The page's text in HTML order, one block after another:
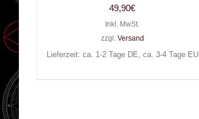
49,90€
Inkl. MwSt.
zzgl. Versand
Lieferzeit: ca. 1-2 Tage DE, ca. 3-4 Tage EU